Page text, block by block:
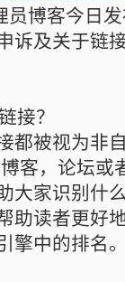
博客今日
诉及关于链
接？
都被视为非
客，论坛或
大家识别什
助读者更好
擎中的排名